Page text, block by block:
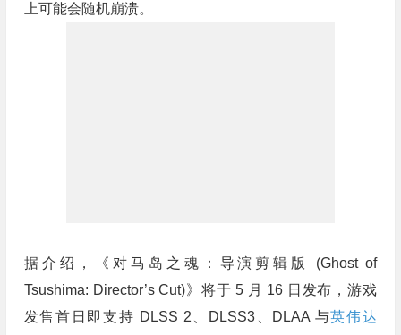
上可能会随机崩溃。
据介绍，《对马岛之魂：导演剪辑版 (Ghost of
Tsushima: Director’s Cut)》将于 5 月 16 日发布，游戏
发售首日即支持 DLSS 2、DLSS3、DLAA 与英伟达